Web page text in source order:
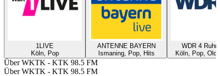
1LIVE
Köln, Pop
ANTENNE BAYERN
Ismaning, Pop, Hits
WDR 4
Köln, Pop,
Über WKTK - KTK 98.5 FM
Über WKTK - KTK 98.5 FM